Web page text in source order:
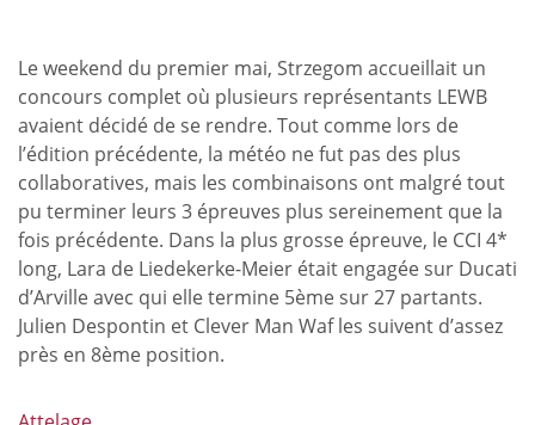
Le weekend du premier mai, Strzegom accueillait un
concours complet où plusieurs représentants LEWB
avaient décidé de se rendre. Tout comme lors de
l’édition précédente, la météo ne fut pas des plus
collaboratives, mais les combinaisons ont malgré tout
pu terminer leurs 3 épreuves plus sereinement que la
fois précédente. Dans la plus grosse épreuve, le CCI 4*
long, Lara de Liedekerke-Meier était engagée sur Ducati
d’Arville avec qui elle termine 5ème sur 27 partants.
Julien Despontin et Clever Man Waf les suivent d’assez
près en 8ème position.